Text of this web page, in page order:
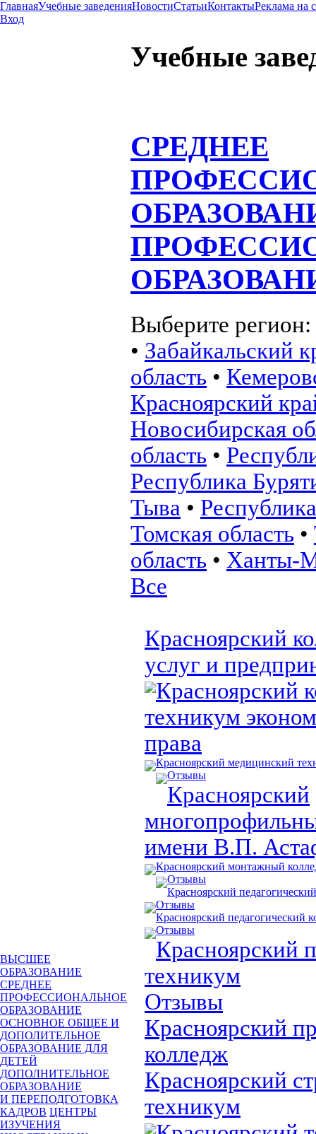
ГлавнаяУчебные заведенияНовостиСтатьиКонтактыРеклама на
Вход
ВЫСШЕЕ
ОБРАЗОВАНИЕ
СРЕДНЕЕ
ПРОФЕССИОНАЛЬНОЕ
ОБРАЗОВАНИЕ
ОСНОВНОЕ ОБЩЕЕ И
ДОПОЛИТЕЛЬНОЕ
ОБРАЗОВАНИЕ ДЛЯ
ДЕТЕЙ
ДОПОЛНИТЕЛЬНОЕ
ОБРАЗОВАНИЕ
И ПЕРЕПОДГОТОВКА
КАДРОВ ЦЕНТРЫ
ИЗУЧЕНИЯ
Учебные
СРЕДНЕЕ
Выберите регион:
• Забайкальский
область •
Красноярский
Новосибирская
область •
Республика
Тыва •
Томская область •
область • Ханты-
Все
Красноярский
услуг и
Красноярский
техникум
права
Красноярский медицинский
Отзывы
Красноярский
имени В.П.
Красноярский монтажный
Отзывы
Красноярский
Отзывы
Красноярский педагогический
Отзывы
Красноярский
техникум
Отзывы
Красноярский
колледж
Красноярский
техникум